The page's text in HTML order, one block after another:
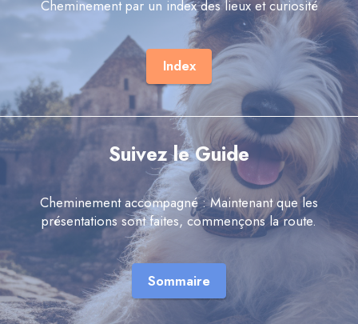
Cheminement par un index des lieux et curiosité
Index
Suivez le Guide
Cheminement accompagné : Maintenant que les
présentations sont faites, commençons la route.
Sommaire